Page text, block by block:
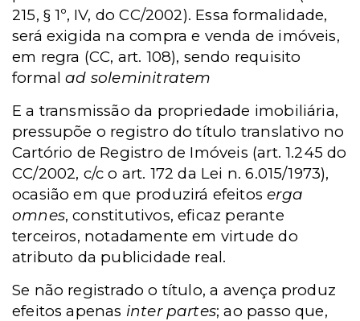
215, § 1º, IV, do CC/2002). Essa formalidade,
será exigida na compra e venda de imóveis,
em regra (CC, art. 108), sendo requisito
formalad soleminitratem
E a transmissão da propriedade imobiliária,
pressupõe o registro do título translativo no
Cartório de Registro de Imóveis (art. 1.245 do
CC/2002, c/c o art. 172 da Lei n. 6.015/1973),
ocasião em que produzirá efeitoserga
omnes, constitutivos, eficaz perante
terceiros, notadamente em virtude do
atributo da publicidade real.
Se não registrado o título, a avença produz
efeitos apenas inter partes; ao passo que,